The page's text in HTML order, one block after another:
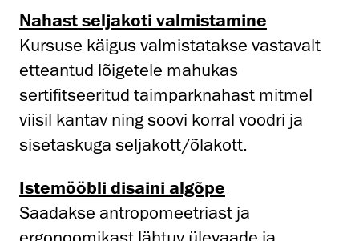
Nahast seljakoti valmistamine
Kursuse käigus valmistatakse vastavalt
etteantud lõigetele mahukas
sertifitseeritud taimparknahast mitmel
viisil kantav ning soovi korral voodri ja
sisetaskuga seljakott/õlakott.
Istemööbli disaini algõpe
Saadakse antropomeetriast ja